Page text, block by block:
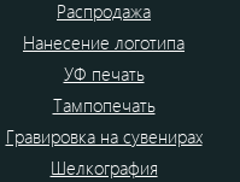
Распродажа
Нанесение логотипа
УФ печать
Тампопечать
Гравировка на сувенирах
Шелкография